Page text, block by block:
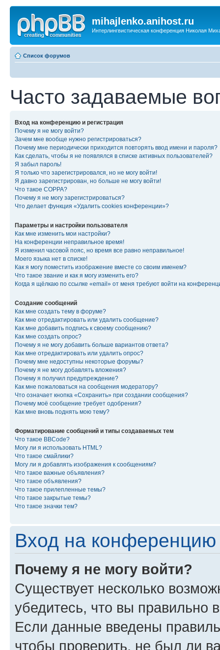
mihajlenko.anihost.ru
Интерлингвистическая конференция Николая
Список форумов
Часто задаваемые
Вход на конференцию и регистрация
Почему я не могу войти?
Зачем мне вообще нужно регистрироваться?
Почему мне периодически приходится повторять ввод имени и пароля?
Как сделать, чтобы я не появлялся в списке активных пользователей?
Я забыл пароль!
Я только что зарегистрировался, но не могу войти!
Я давно зарегистрирован, но больше не могу войти!
Что такое COPPA?
Почему я не могу зарегистрироваться?
Что делает функция «Удалить cookies конференции»?
Параметры и настройки пользователя
Как мне изменить мои настройки?
На конференции неправильное время!
Я изменил часовой пояс, но время все равно неправильное!
Моего языка нет в списке!
Как я могу поместить изображение вместе со своим именем?
Что такое звание и как я могу изменить его?
Когда я щёлкаю по ссылке «email» от меня требуют войти на
Создание сообщений
Как мне создать тему в форуме?
Как мне отредактировать или удалить сообщение?
Как мне добавить подпись к своему сообщению?
Как мне создать опрос?
Почему я не могу добавить больше вариантов ответа?
Как мне отредактировать или удалить опрос?
Почему мне недоступны некоторые форумы?
Почему я не могу добавлять вложения?
Почему я получил предупреждение?
Как мне пожаловаться на сообщения модератору?
Что означает кнопка «Сохранить» при создании сообщения?
Почему моё сообщение требует одобрения?
Как мне вновь поднять мою тему?
Форматирование сообщений и типы создаваемых тем
Что такое BBCode?
Могу ли я использовать HTML?
Что такое смайлики?
Могу ли я добавлять изображения к сообщениям?
Что такое важные объявления?
Что такое объявления?
Что такое прилепленные темы?
Что такое закрытые темы?
Что такое значки тем?
Вход на конференцию
Почему я не могу войти?
Существует несколько
убедитесь, что вы правильно
Если данные введены
чтобы проверить, не был ли